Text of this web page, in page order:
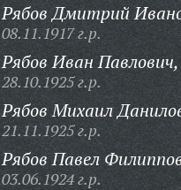
Рябов Дмитрий
08.11.1917 г.р.
Рябов Иван Павлович,
28.10.1925 г.р.
Рябов Михаил
21.11.1925 г.р.
Рябов Павел
03.06.1924 г.р.